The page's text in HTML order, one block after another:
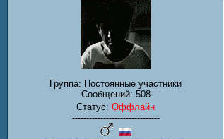
Группа: Постоянные участники
Сообщений: 508
Статус: Оффлайн
-------------------------------